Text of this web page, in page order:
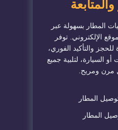
المطار بسهولة عبر
الإلكتروني. توفر
والتأكيد الفوري،
السيارة، لتلبية جميع
مرن ومريح.
المطار